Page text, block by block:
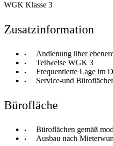
WGK Klasse 3
Zusatzinformation
Andienung über
Teilweise WGK 3
Frequentierte Lage im
Service-und
Bürofläche
Büroflächen gemäß
Ausbau nach